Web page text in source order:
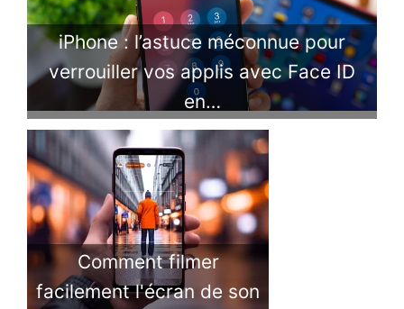
iPhone : l’astuce méconnue pour
verrouiller vos applis avec Face ID
en…
Comment filmer
facilement l'écran de son